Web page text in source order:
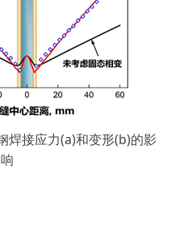
焊接应力(a)和变形(b)的影
响